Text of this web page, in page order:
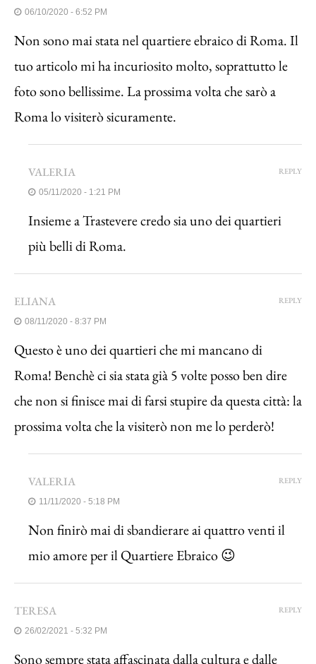
06/10/2020 - 6:52 PM
Non sono mai stata nel quartiere ebraico di Roma. Il
tuo articolo mi ha incuriosito molto, soprattutto le
foto sono bellissime. La prossima volta che sarò a
Roma lo visiterò sicuramente.
VALERIA
05/11/2020 - 1:21 PM
Insieme a Trastevere credo sia uno dei quartieri
più belli di Roma.
REPLY
ELIANA
08/11/2020 - 8:37 PM
Questo è uno dei quartieri che mi mancano di
Roma! Benchè ci sia stata già 5 volte posso ben dire
che non si finisce mai di farsi stupire da questa città: la
prossima volta che la visiterò non me lo perderò!
REPLY
VALERIA
11/11/2020 - 5:18 PM
Non finirò mai di sbandierare ai quattro venti il
mio amore per il Quartiere Ebraico 😉
REPLY
TERESA
26/02/2021 - 5:32 PM
Sono sempre stata affascinata dalla cultura e dalle
REPLY